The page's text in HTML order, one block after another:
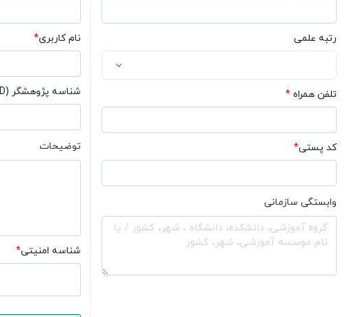
رتبه علمی
تلفن همراه *
کد پستی*
وابستگی سازمانی
نام کاربری*
شناسه پژوهشگر (ORCID)
توضیحات
شناسه امنیتی*